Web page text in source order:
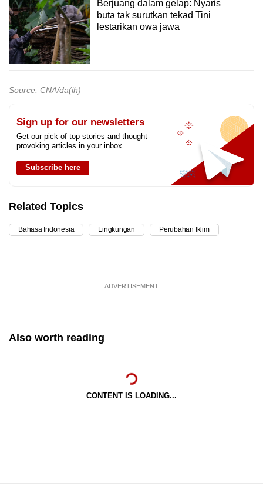
Berjuang dalam gelap: Nyaris
buta tak surutkan tekad Tini
lestarikan owa jawa
Source: CNA/da(ih)
Sign up for our newsletters
Get our pick of top stories and thought-
provoking articles in your inbox
Subscribe here
Related Topics
Bahasa Indonesia Lingkungan Perubahan Iklim
ADVERTISEMENT
Also worth reading
CONTENT IS LOADING...